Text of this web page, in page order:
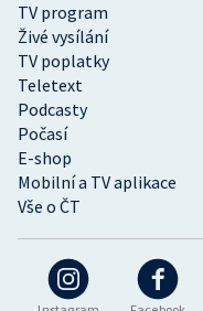
TV program
Živé vysílání
TV poplatky
Teletext
Podcasty
Počasí
E-shop
Mobilní a TV aplikace
Vše o ČT